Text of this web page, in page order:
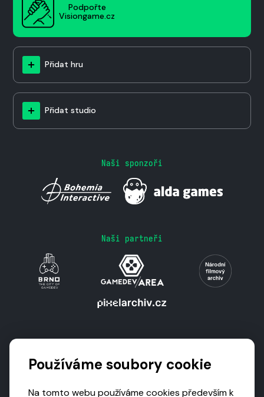
Podpořte
Visiongame.cz
Přidat hru
Přidat studio
Naši sponzoři
Naši partneři
Používáme soubory cookie
Na tomto webu používáme cookies především k